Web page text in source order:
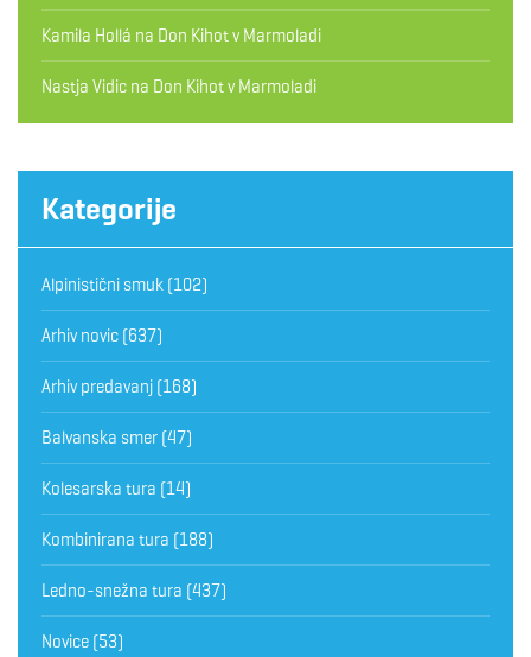
Kamila Hollá na Don Kihot v Marmoladi
Nastja Vidic na Don Kihot v Marmoladi
Kategorije
Alpinistični smuk (102)
Arhiv novic (637)
Arhiv predavanj (168)
Balvanska smer (47)
Kolesarska tura (14)
Kombinirana tura (188)
Ledno-snežna tura (437)
Novice (53)